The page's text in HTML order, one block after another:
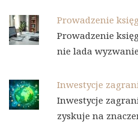
Prowadzenie
Prowadzenie
nie lada
Inwestycje
Inwestycje
zyskuje na